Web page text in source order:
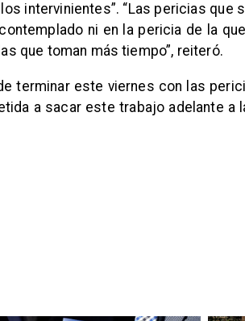
intervinientes”. “Las pericias que
ni en la pericia de la
que toman más tiempo”, reiteró.
terminar este viernes con las
a sacar este trabajo adelante a